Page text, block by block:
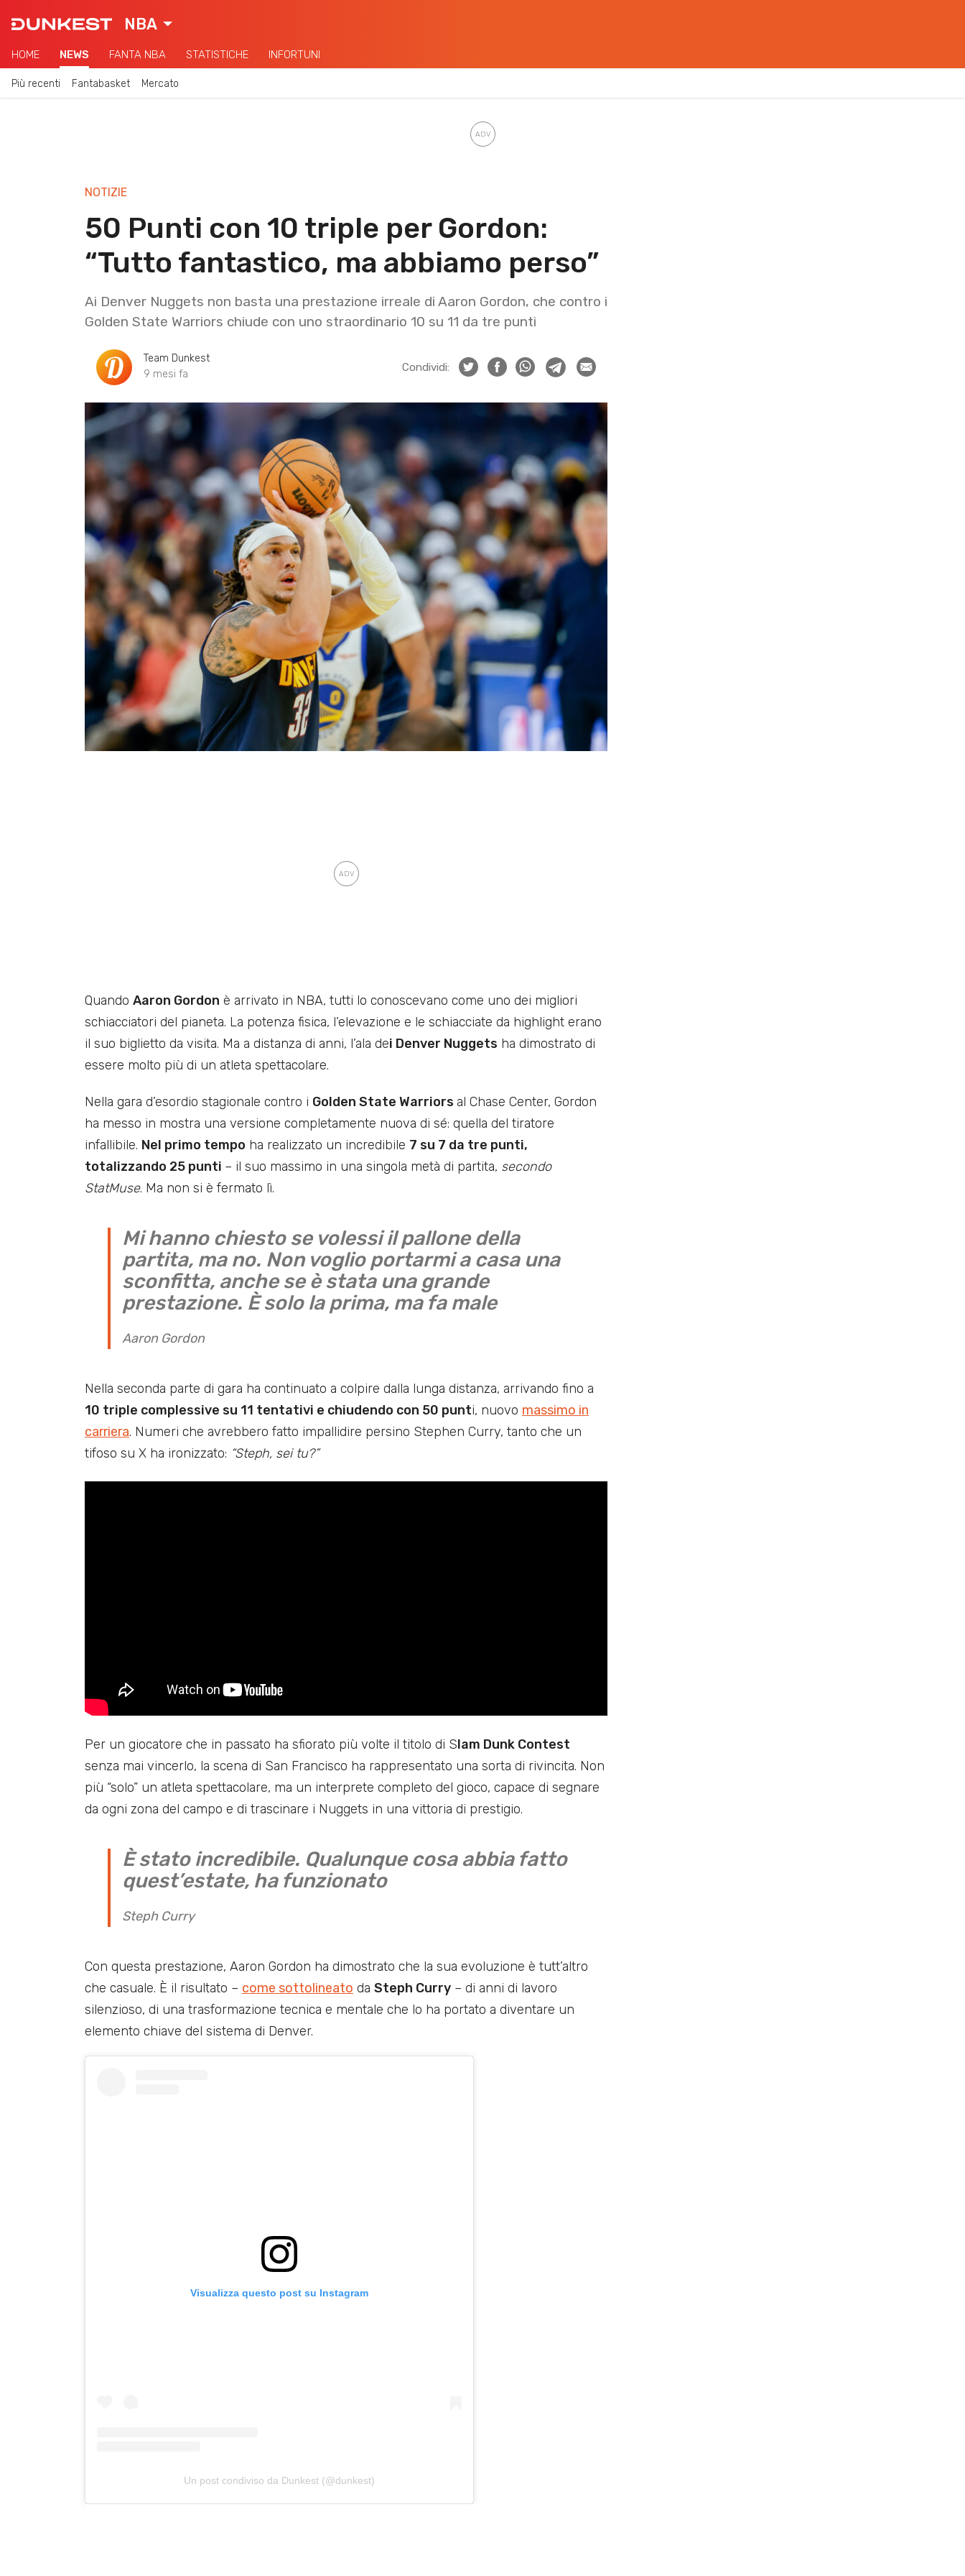
NBA
HOME NEWS FANTA NBA STATISTICHE INFORTUNI
Più recenti Fantabasket Mercato
NOTIZIE
50 Punti con 10 triple per Gordon:
“Tutto fantastico, ma abbiamo perso”
Ai Denver Nuggets non basta una prestazione irreale di Aaron Gordon, che contro i
Golden State Warriors chiude con uno straordinario 10 su 11 da tre punti
Team Dunkest
9 mesi fa
Condividi:
Quando Aaron Gordon è arrivato in NBA, tutti lo conoscevano come uno dei migliori
schiacciatori del pianeta. La potenza fisica, l’elevazione e le schiacciate da highlight erano
il suo biglietto da visita. Ma a distanza di anni, l’ala dei Denver Nuggets ha dimostrato di
essere molto più di un atleta spettacolare.
Nella gara d’esordio stagionale contro i Golden State Warriors al Chase Center, Gordon
ha messo in mostra una versione completamente nuova di sé: quella del tiratore
infallibile. Nel primo tempo ha realizzato un incredibile 7 su 7 da tre punti,
totalizzando 25 punti – il suo massimo in una singola metà di partita, secondo
StatMuse. Ma non si è fermato lì.
Mi hanno chiesto se volessi il pallone della
partita, ma no. Non voglio portarmi a casa una
sconfitta, anche se è stata una grande
prestazione. È solo la prima, ma fa male
Aaron Gordon
Nella seconda parte di gara ha continuato a colpire dalla lunga distanza, arrivando fino a
10 triple complessive su 11 tentativi e chiudendo con 50 punti, nuovo massimo in
carriera. Numeri che avrebbero fatto impallidire persino Stephen Curry, tanto che un
tifoso su X ha ironizzato: “Steph, sei tu?”
Per un giocatore che in passato ha sfiorato più volte il titolo di Slam Dunk Contest
senza mai vincerlo, la scena di San Francisco ha rappresentato una sorta di rivincita. Non
più “solo” un atleta spettacolare, ma un interprete completo del gioco, capace di segnare
da ogni zona del campo e di trascinare i Nuggets in una vittoria di prestigio.
È stato incredibile. Qualunque cosa abbia fatto
quest’estate, ha funzionato
Steph Curry
Con questa prestazione, Aaron Gordon ha dimostrato che la sua evoluzione è tutt’altro
che casuale. È il risultato – come sottolineato da Steph Curry – di anni di lavoro
silenzioso, di una trasformazione tecnica e mentale che lo ha portato a diventare un
elemento chiave del sistema di Denver.
Visualizza questo post su Instagram
Un post condiviso da Dunkest (@dunkest)